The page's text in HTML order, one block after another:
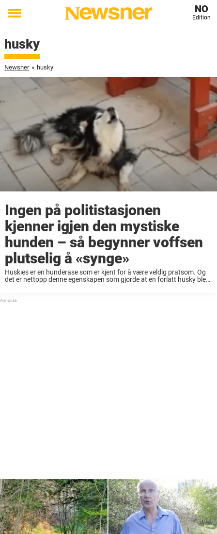
Toggle
NO
Edition
husky
Newsner » husky
Ingen på politistasjonen
kjenner igjen den mystiske
hunden – så begynner voffsen
plutselig å «synge»
Huskies er en hunderase som er kjent for å være veldig pratsom. Og
det er nettopp denne egenskapen som gjorde at en forlatt husky ble